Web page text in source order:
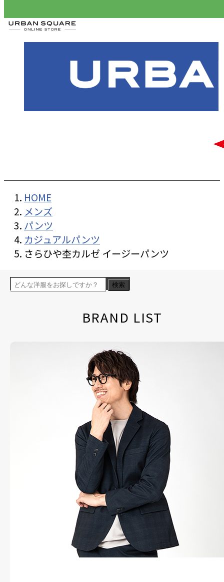
HOME
メンズ
パンツ
カジュアルパンツ
さらひや杢カルゼ イージーパンツ
検索
BRAND LIST